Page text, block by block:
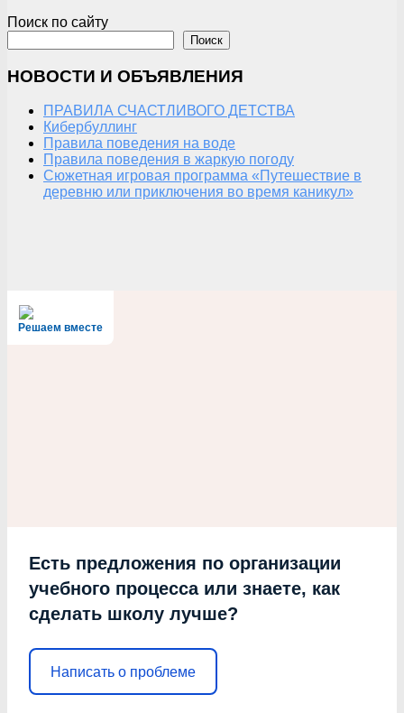
Поиск по сайту
Поиск
НОВОСТИ И ОБЪЯВЛЕНИЯ
ПРАВИЛА СЧАСТЛИВОГО ДЕТСТВА
Кибербуллинг
Правила поведения на воде
Правила поведения в жаркую погоду
Сюжетная игровая программа «Путешествие в
деревню или приключения во время каникул»
Решаем вместе
Есть предложения по организации
учебного процесса или знаете, как
сделать школу лучше?
Написать о проблеме